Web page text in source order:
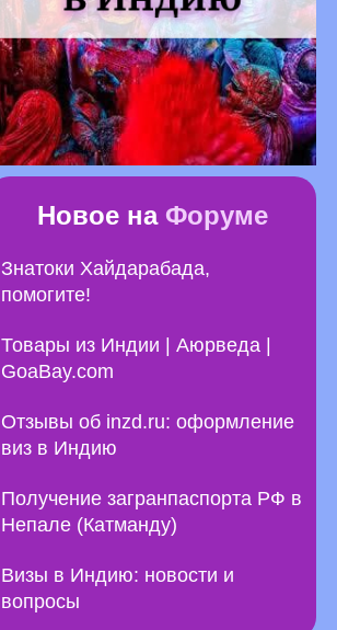
Новое на Форуме
Знатоки Хайдарабада,
помогите!
Товары из Индии | Аюрведа |
GoaBay.com
Отзывы об inzd.ru: оформление
виз в Индию
Получение загранпаспорта РФ в
Непале (Катманду)
Визы в Индию: новости и
вопросы